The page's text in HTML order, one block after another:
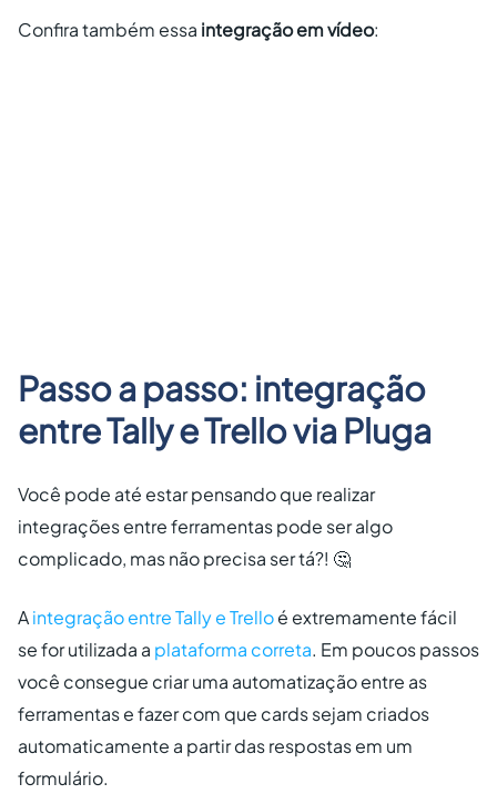
Confira também essa integração em vídeo:
Passo a passo: integração
entre Tally e Trello via Pluga
Você pode até estar pensando que realizar
integrações entre ferramentas pode ser algo
complicado, mas não precisa ser tá?! 🤔
Aintegração entre Tally e Trelloé extremamente fácil
se for utilizada a plataforma correta. Em poucos passos
você consegue criar uma automatização entre as
ferramentas e fazer com que cards sejam criados
automaticamente a partir das respostas em um
formulário.